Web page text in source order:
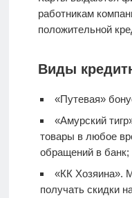
работникам
положительной
Виды
«Путевая»
«Амурский
товары в любое
обращений в банк;
«КК Хозяина».
получать скидки